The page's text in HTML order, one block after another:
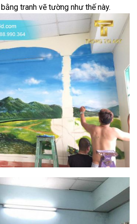
tranh vẽ tường như thế này.